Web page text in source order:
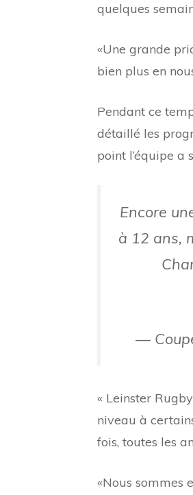
quelques
«Une grande
bien plus en
Pendant ce
détaillé les
point l’équipe a
Encore
à 12 ans,
—
« Leinster
niveau à
fois, toutes les
«Nous sommes